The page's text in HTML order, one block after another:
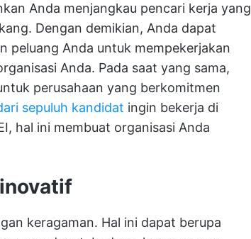
Anda menjangkau pencari kerja yang
Dengan demikian, Anda dapat
peluang Anda untuk mempekerjakan
Anda. Pada saat yang sama,
perusahaan yang berkomitmen
sepuluh kandidat ingin bekerja di
hal ini membuat organisasi Anda
keragaman. Hal ini dapat berupa